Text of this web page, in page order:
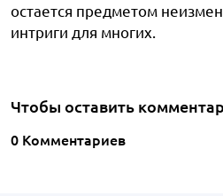
остается предметом
интриги для многих.
Чтобы оставить
0 Комментариев